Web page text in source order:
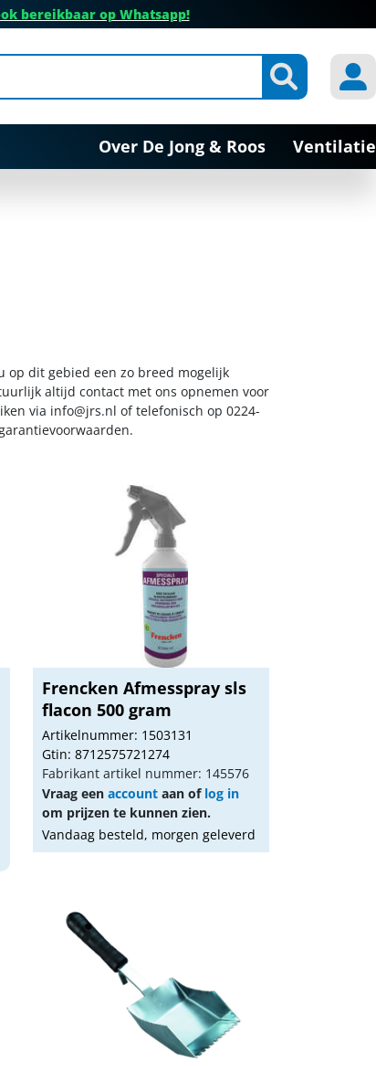
bereikbaar op Whatsapp!
Over De Jong & Roos Ventilatie
op dit gebied een zo breed mogelijk
altijd contact met ons opnemen voor
via info@jrs.nl of telefonisch op 0224-
Frencken Afmesspray sls
flacon 500 gram
Artikelnummer: 1503131
Gtin: 8712575721274
Fabrikant artikel nummer: 145576
Vraag eenaccount aan of log in
om prijzen te kunnen zien.
Vandaag besteld, morgen geleverd